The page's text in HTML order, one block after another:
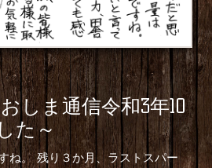
しま通信令和3年10
た～
ね。 残り３か月、ラストスパー